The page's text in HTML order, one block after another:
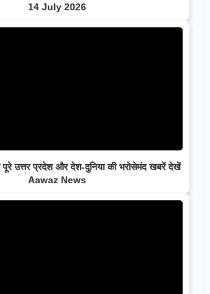
14 July 2026
उत्तर प्रदेश और देश-दुनिया की भरोसेमंद खबरें देखें
Aawaz News